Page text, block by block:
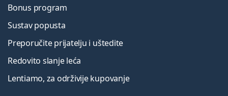
Bonus program
Sustav popusta
Preporučite prijatelju i uštedite
Redovito slanje leća
Lentiamo, za održivije kupovanje